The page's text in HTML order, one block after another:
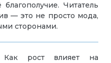
Читатель
— это не просто мода,
сторонами.
рост влияет на